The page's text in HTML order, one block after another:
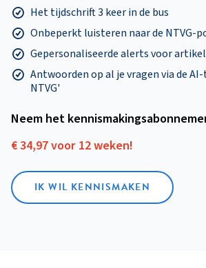
Het tijdschrift 3 keer in de bus
Onbeperkt luisteren naar de NTVG-
Gepersonaliseerde alerts voor
Antwoorden op al je vragen via de
NTVG'
Neem het
€ 34,97 voor 12 weken!
IK WIL KENNISMAKEN